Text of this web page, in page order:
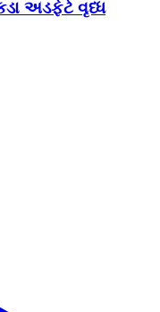
અડફેટે વૃધ્ધ